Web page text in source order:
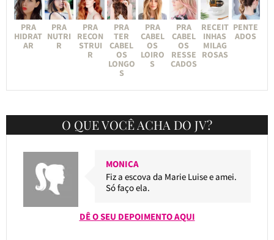
PRA
HIDRAT
AR
PRA
NUTRI
R
PRA
RECON
STRUI
R
PRA
TER
CABEL
OS
LONGO
S
PRA
CABEL
OS
LOIRO
S
PRA
CABEL
OS
RESSE
CADOS
RECEIT
INHAS
MILAG
ROSAS
PENTE
ADOS
O QUE VOCÊ ACHA DO JV?
MONICA
Fiz a escova da Marie Luise e amei.
Só faço ela.
DÊ O SEU DEPOIMENTO AQUI